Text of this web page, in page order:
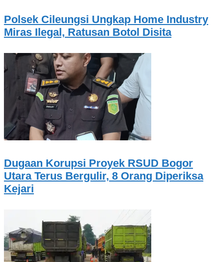
Polsek Cileungsi Ungkap Home Industry
Miras Ilegal, Ratusan Botol Disita
Dugaan Korupsi Proyek RSUD Bogor
Utara Terus Bergulir, 8 Orang Diperiksa
Kejari